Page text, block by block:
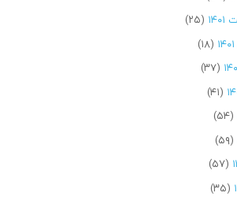
(۲۵)
(۱۸)
(۳۷)
(۴۱)
(۵۴)
(۵۹)
(۵۷)
(۳۵)